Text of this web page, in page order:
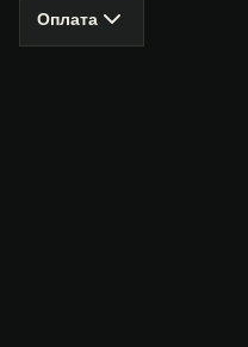
Оплата